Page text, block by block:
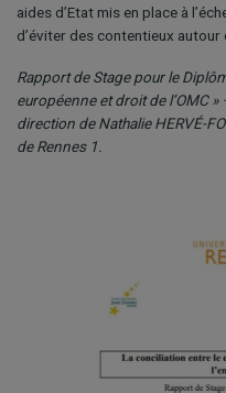
aides d’Etat mis en place à
d’éviter des contentieux autour
Rapport de Stage pour le
européenne et droit de l’OMC
direction de Nathalie HERVÉ-
de Rennes 1.